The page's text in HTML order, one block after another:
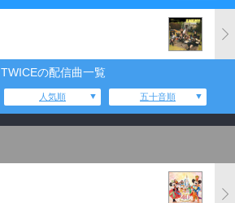
TWICEの配信曲一覧
人気順 五十音順